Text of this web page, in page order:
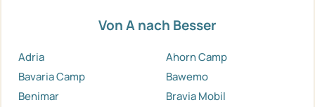
Von A nach Besser
Adria
Ahorn Camp
Bavaria Camp
Bawemo
Benimar
Bravia Mobil